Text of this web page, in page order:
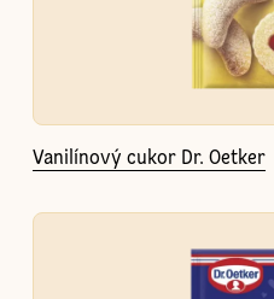
Vanilínový cukor Dr. Oetker